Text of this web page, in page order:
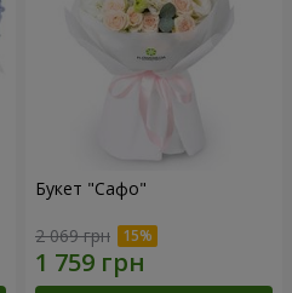
Букет "Сафо"
2 069 грн